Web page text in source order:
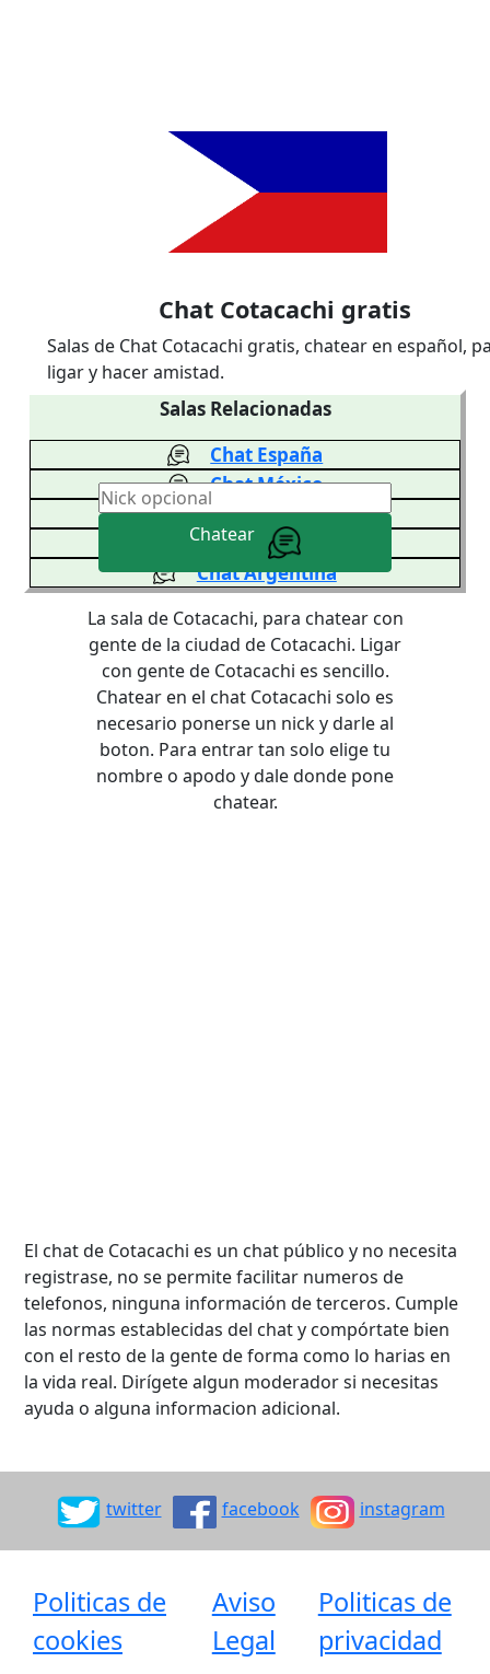
Salas Relacionadas
Chat España
Chat México
Chat Venezuela
Chat Colombia
Chat Argentina
Chat Cotacachi gratis
Salas de Chat Cotacachi gratis, chatear en español,
ligar y hacer amistad.
Chatear
La sala de Cotacachi, para chatear con
gente de la ciudad de Cotacachi. Ligar
con gente de Cotacachi es sencillo.
Chatear en el chat Cotacachi solo es
necesario ponerse un nick y darle al
boton. Para entrar tan solo elige tu
nombre o apodo y dale donde pone
chatear.
El chat de Cotacachi es un chat público y no necesita
registrase, no se permite facilitar numeros de
telefonos, ninguna información de terceros. Cumple
las normas establecidas del chat y compórtate bien
con el resto de la gente de forma como lo harias en
la vida real. Dirígete algun moderador si necesitas
ayuda o alguna informacion adicional.
twitter facebook instagram
Politicas de
cookies
Aviso
Legal
Politicas de
privacidad